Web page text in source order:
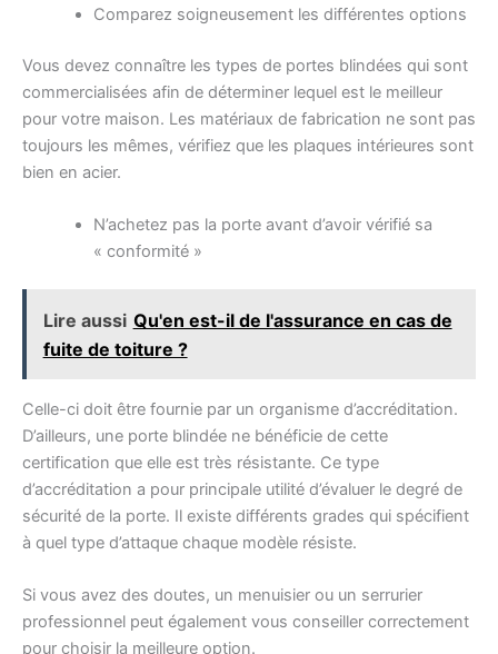
Comparez soigneusement les différentes options
Vous devez connaître les types de portes blindées qui sont
commercialisées afin de déterminer lequel est le meilleur
pour votre maison. Les matériaux de fabrication ne sont pas
toujours les mêmes, vérifiez que les plaques intérieures sont
bien en acier.
N’achetez pas la porte avant d’avoir vérifié sa
« conformité »
Lire aussi Qu'en est-il de l'assurance en cas de
fuite de toiture ?
Celle-ci doit être fournie par un organisme d’accréditation.
D’ailleurs, une porte blindée ne bénéficie de cette
certification que elle est très résistante. Ce type
d’accréditation a pour principale utilité d’évaluer le degré de
sécurité de la porte. Il existe différents grades qui spécifient
à quel type d’attaque chaque modèle résiste.
Si vous avez des doutes, un menuisier ou un serrurier
professionnel peut également vous conseiller correctement
pour choisir la meilleure option.